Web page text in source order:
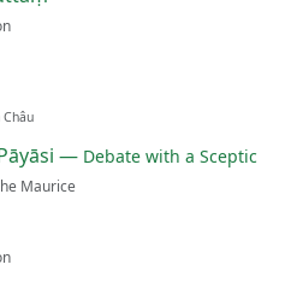
Châu
— Debate with a Sceptic
Maurice